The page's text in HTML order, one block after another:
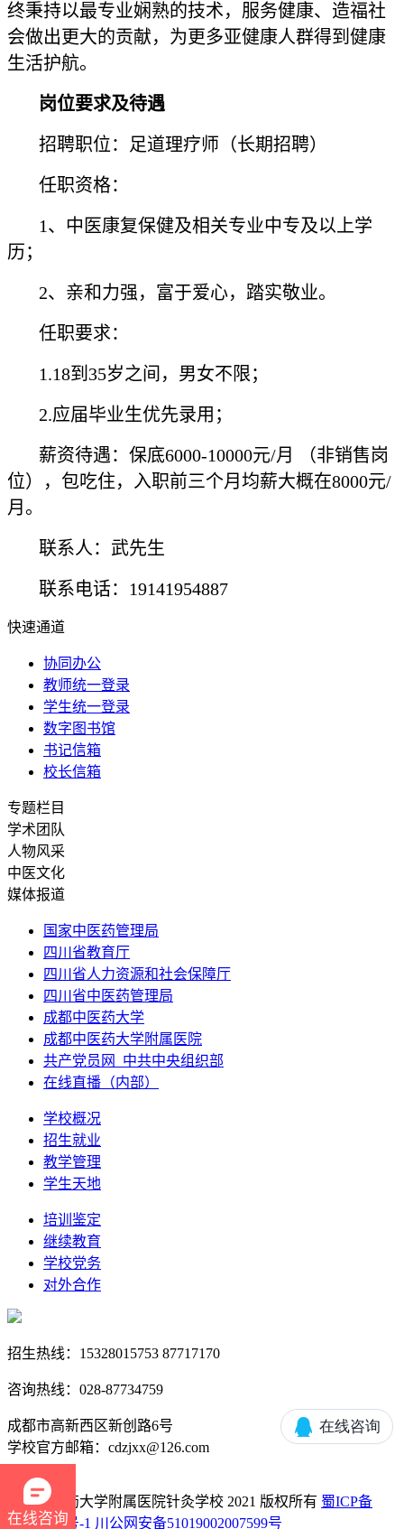
终秉持以最专业娴熟的技术，服务健康、造福社
会做出更大的贡献，为更多亚健康人群得到健康
生活护航。
岗位要求及待遇
招聘职位：足道理疗师（长期招聘）
任职资格：
1、中医康复保健及相关专业中专及以上学
历；
2、亲和力强，富于爱心，踏实敬业。
任职要求：
1.18到35岁之间，男女不限；
2.应届毕业生优先录用；
薪资待遇：保底6000-10000元/月 （非销售岗
位），包吃住，入职前三个月均薪大概在8000元/
月。
联系人：武先生
联系电话：19141954887
快速通道
协同办公
教师统一登录
学生统一登录
数字图书馆
书记信箱
校长信箱
专题栏目
学术团队
人物风采
中医文化
媒体报道
国家中医药管理局
四川省教育厅
四川省人力资源和社会保障厅
四川省中医药管理局
成都中医药大学
成都中医药大学附属医院
共产党员网_中共中央组织部
在线直播（内部）
学校概况
招生就业
教学管理
学生天地
培训鉴定
继续教育
学校党务
对外合作
招生热线：15328015753 87717170
咨询热线：028-87734759
成都市高新西区新创路6号
学校官方邮箱：cdzjxx@126.com
成都中医药大学附属医院针灸学校 2021 版权所有 蜀ICP备
14016451号-1 川公网安备51019002007599号
在线咨询